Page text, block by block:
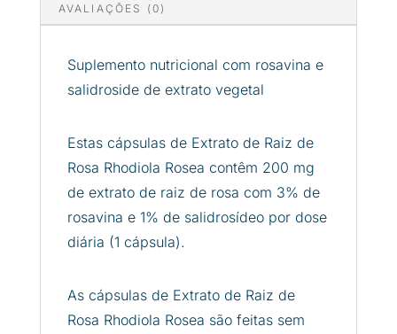
AVALIAÇÕES (0)
Suplemento nutricional com rosavina e
salidroside de extrato vegetal
Estas cápsulas de Extrato de Raiz de
Rosa Rhodiola Rosea contêm 200 mg
de extrato de raiz de rosa com 3% de
rosavina e 1% de salidrosídeo por dose
diária (1 cápsula).
As cápsulas de Extrato de Raiz de
Rosa Rhodiola Rosea são feitas sem